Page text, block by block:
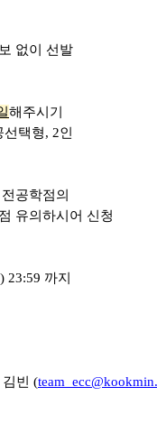
없이 선발
해주시기
선택형, 2인
공학점의
유의하시어 신청
) 23:59 까지
김빈 (